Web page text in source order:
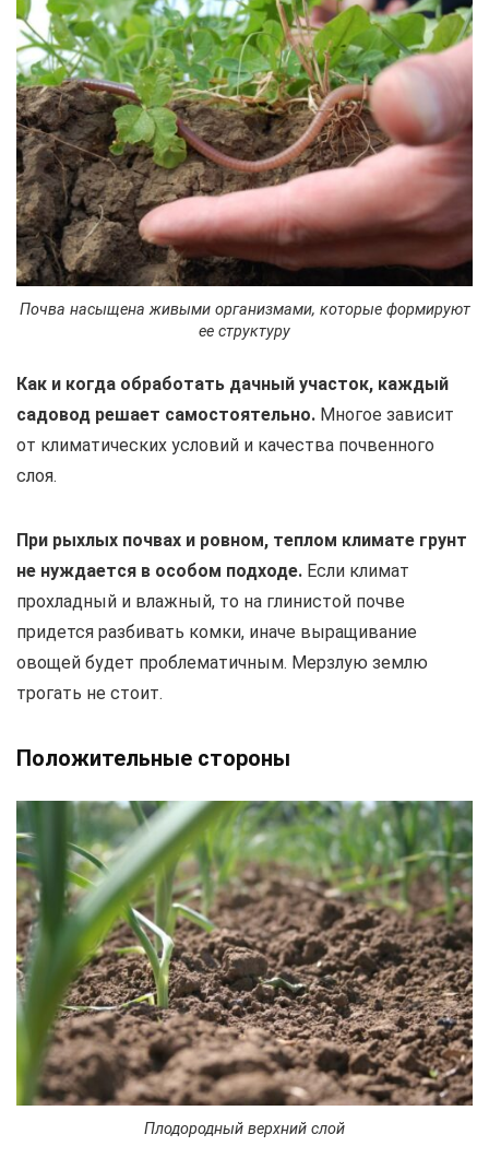
Почва насыщена живыми организмами, которые формируют
ее структуру
Как и когда обработать дачный участок, каждый
садовод решает самостоятельно. Многое зависит
от климатических условий и качества почвенного
слоя.
При рыхлых почвах и ровном, теплом климате грунт
не нуждается в особом подходе. Если климат
прохладный и влажный, то на глинистой почве
придется разбивать комки, иначе выращивание
овощей будет проблематичным. Мерзлую землю
трогать не стоит.
Положительные стороны
Плодородный верхний слой